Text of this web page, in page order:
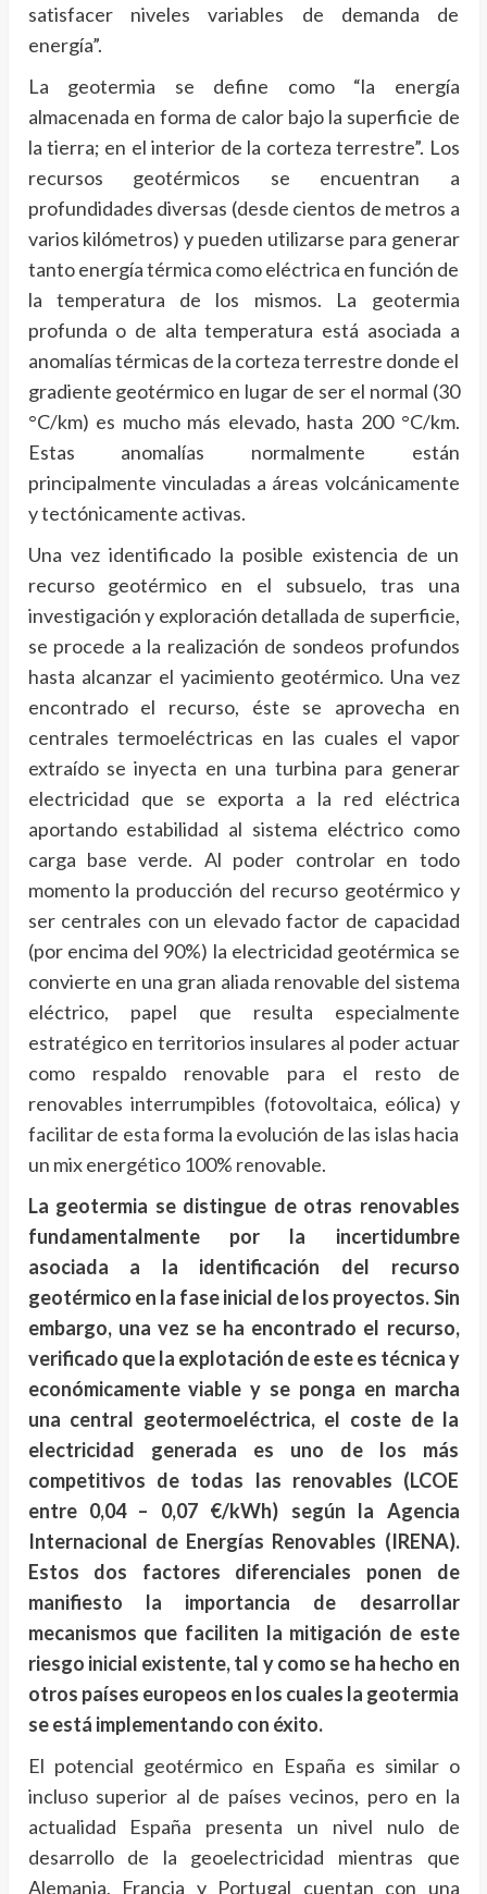
satisfacer niveles variables de demanda de
energía”.
La geotermia se define como “la energía
almacenada en forma de calor bajo la superficie de
la tierra; en el interior de la corteza terrestre”. Los
recursos geotérmicos se encuentran a
profundidades diversas (desde cientos de metros a
varios kilómetros) y pueden utilizarse para generar
tanto energía térmica como eléctrica en función de
la temperatura de los mismos. La geotermia
profunda o de alta temperatura está asociada a
anomalías térmicas de la corteza terrestre donde el
gradiente geotérmico en lugar de ser el normal (30
°C/km) es mucho más elevado, hasta 200 °C/km.
Estas anomalías normalmente están
principalmente vinculadas a áreas volcánicamente
y tectónicamente activas.
Una vez identificado la posible existencia de un
recurso geotérmico en el subsuelo, tras una
investigación y exploración detallada de superficie,
se procede a la realización de sondeos profundos
hasta alcanzar el yacimiento geotérmico. Una vez
encontrado el recurso, éste se aprovecha en
centrales termoeléctricas en las cuales el vapor
extraído se inyecta en una turbina para generar
electricidad que se exporta a la red eléctrica
aportando estabilidad al sistema eléctrico como
carga base verde. Al poder controlar en todo
momento la producción del recurso geotérmico y
ser centrales con un elevado factor de capacidad
(por encima del 90%) la electricidad geotérmica se
convierte en una gran aliada renovable del sistema
eléctrico, papel que resulta especialmente
estratégico en territorios insulares al poder actuar
como respaldo renovable para el resto de
renovables interrumpibles (fotovoltaica, eólica) y
facilitar de esta forma la evolución de las islas hacia
un mix energético 100% renovable.
La geotermia se distingue de otras renovables
fundamentalmente por la incertidumbre
asociada a la identificación del recurso
geotérmico en la fase inicial de los proyectos. Sin
embargo, una vez se ha encontrado el recurso,
verificado que la explotación de este es técnica y
económicamente viable y se ponga en marcha
una central geotermoeléctrica, el coste de la
electricidad generada es uno de los más
competitivos de todas las renovables (LCOE
entre 0,04 – 0,07 €/kWh) según la Agencia
Internacional de Energías Renovables (IRENA).
Estos dos factores diferenciales ponen de
manifiesto la importancia de desarrollar
mecanismos que faciliten la mitigación de este
riesgo inicial existente, tal y como se ha hecho en
otros países europeos en los cuales la geotermia
se está implementando con éxito.
El potencial geotérmico en España es similar o
incluso superior al de países vecinos, pero en la
actualidad España presenta un nivel nulo de
desarrollo de la geoelectricidad mientras que
Alemania, Francia y Portugal cuentan con una